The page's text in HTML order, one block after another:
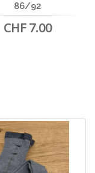
86/92
CHF 7.00